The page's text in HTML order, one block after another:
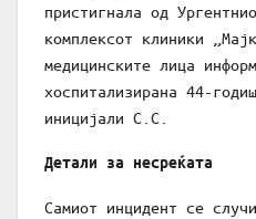
пристигнала од
комплексот клиники
медицинските лица
хоспитализирана 44-
иницијали С.С.
Детали за несреќата
Самиот инцидент се